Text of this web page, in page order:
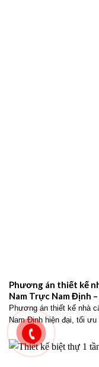
Phương án thiết kế
Nam Trực Nam Định
Phương án thiết kế nhà
Nam Định hiện đại, tối ưu